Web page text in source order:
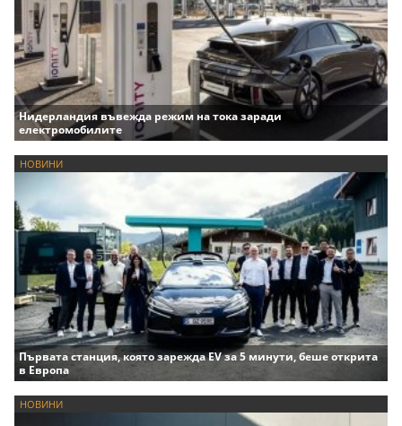
Нидерландия въвежда режим на тока заради
електромобилите
НОВИНИ
Първата станция, която зарежда EV за 5 минути, беше открита
в Европа
НОВИНИ